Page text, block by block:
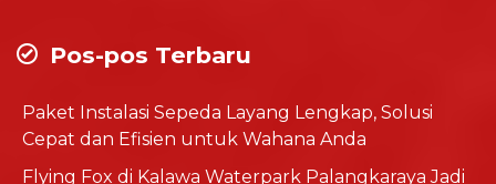
Pos-pos Terbaru
Paket Instalasi Sepeda Layang Lengkap, Solusi
Cepat dan Efisien untuk Wahana Anda
Flying Fox di Kalawa Waterpark Palangkaraya Jadi